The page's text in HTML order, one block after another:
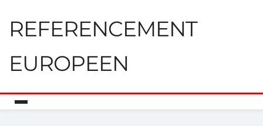
REFERENCEMENT
EUROPEEN